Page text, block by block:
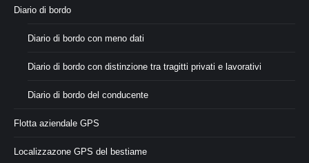
Diario di bordo
Diario di bordo con meno dati
Diario di bordo con distinzione tra tragitti privati e lavorativi
Diario di bordo del conducente
Flotta aziendale GPS
Localizzazone GPS del bestiame